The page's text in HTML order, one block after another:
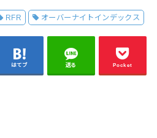
RFR オーバーナイトインデックス
はてブ 送る Pocket